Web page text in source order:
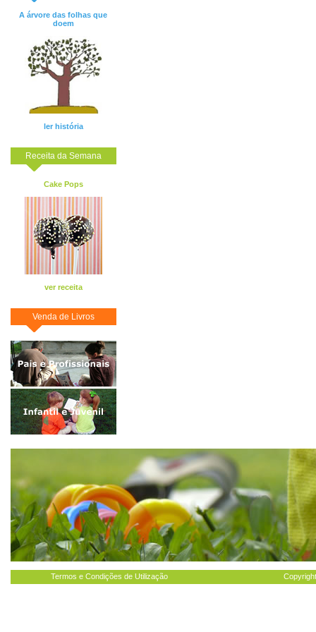
A árvore das folhas que
doem
ler história
Receita da Semana
Cake Pops
ver receita
Venda de Livros
Termos e Condições de Utilização